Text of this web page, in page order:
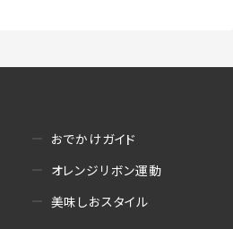
おでかけガイド
オレンジリボン運動
美味しおスタイル